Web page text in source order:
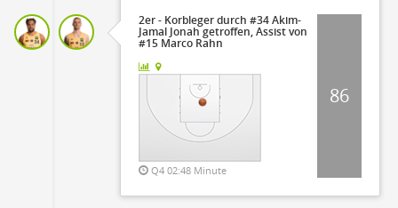
2er - Korbleger durch #34 Akim-
Jamal Jonah getroffen, Assist von
#15 Marco Rahn
Q4 02:48 Minute
86